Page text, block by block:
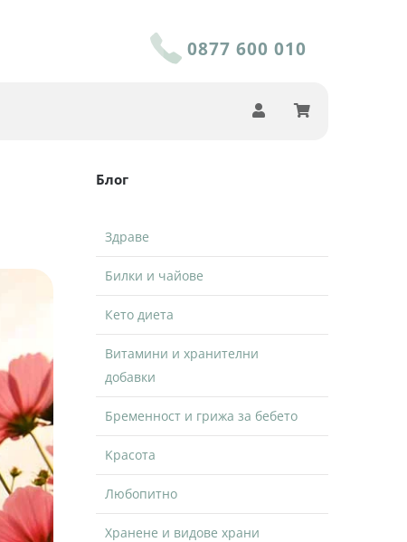
0877 600 010
Блог
Здраве
Билки и чайове
Кето диета
Витамини и хранителни
добавки
Бременност и грижа за бебето
Kрасота
Любопитно
Хранене и видове храни